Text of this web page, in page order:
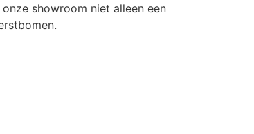
showroom niet alleen een